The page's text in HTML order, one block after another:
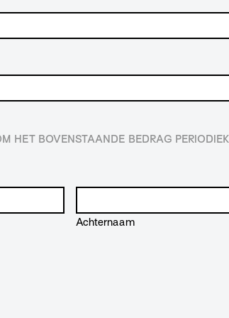
HET BOVENSTAANDE BEDRAG
Achternaam